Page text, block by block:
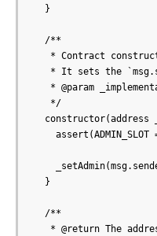
  }
  /**
* Contract
* It sets the
* @param
   */
constructor(address
assert(ADMIN_SLOT
  }
  /**
* @return The